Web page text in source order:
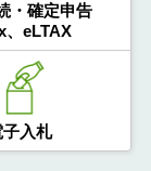
・確定申告
、eLTAX
子入札